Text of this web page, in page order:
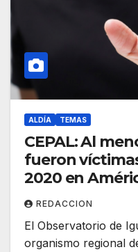
ALDÍA TEMAS
CEPAL: Al
fueron
2020 en
REDACCION
El Observatorio de
organismo regional